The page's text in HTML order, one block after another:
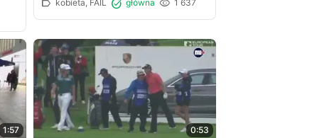
kobieta, FAIL główna 1 637
1:57 0:53